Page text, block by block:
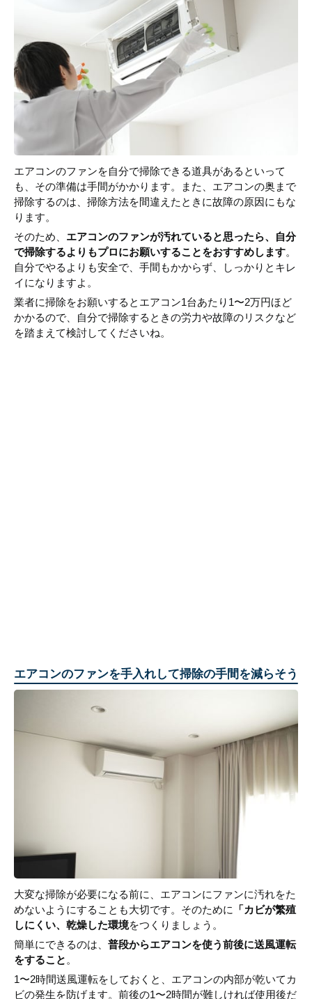
エアコンのファンを自分で掃除できる道具があるといって
も、その準備は手間がかかります。また、エアコンの奥まで
掃除するのは、掃除方法を間違えたときに故障の原因にもな
ります。
そのため、 エアコンのファンが汚れていると思ったら、自分
で掃除するよりもプロにお願いすることをおすすめします。
自分でやるよりも安全で、手間もかからず、しっかりとキレ
イになりますよ。
業者に掃除をお願いするとエアコン1台あたり1〜2万円ほど
かかるので、自分で掃除するときの労力や故障のリスクなど
を踏まえて検討してくださいね。
エアコンのファンを手入れして掃除の手間を減らそう
大変な掃除が必要になる前に、エアコンにファンに汚れをた
めないようにすることも大切です。そのために
「カビが繁殖
しにくい、乾燥した環境をつくりましょう。
簡単にできるのは、 普段からエアコンを使う前後に送風運転
をすること 。
1〜2時間送風運転をしておくと、エアコンの内部が乾いてカ
ビの発生を防げます。前後の1〜2時間が難しければ使用後だ